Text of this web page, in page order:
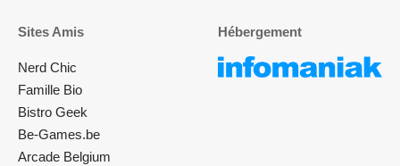
Sites Amis
Nerd Chic
Famille Bio
Bistro Geek
Be-Games.be
Arcade Belgium
Hébergement